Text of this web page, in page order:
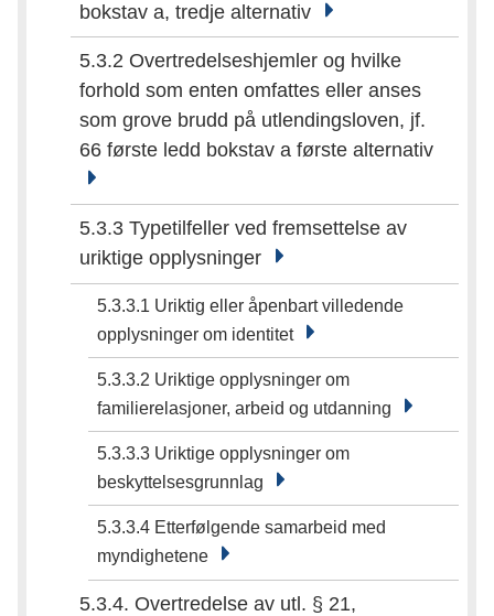
bokstav a, tredje alternativ
5.3.2 Overtredelseshjemler og hvilke
forhold som enten omfattes eller anses
som grove brudd på utlendingsloven, jf.
66 første ledd bokstav a første alternativ
5.3.3 Typetilfeller ved fremsettelse av
uriktige opplysninger
5.3.3.1 Uriktig eller åpenbart villedende
opplysninger om identitet
5.3.3.2 Uriktige opplysninger om
familierelasjoner, arbeid og utdanning
5.3.3.3 Uriktige opplysninger om
beskyttelsesgrunnlag
5.3.3.4 Etterfølgende samarbeid med
myndighetene
5.3.4. Overtredelse av utl. § 21,